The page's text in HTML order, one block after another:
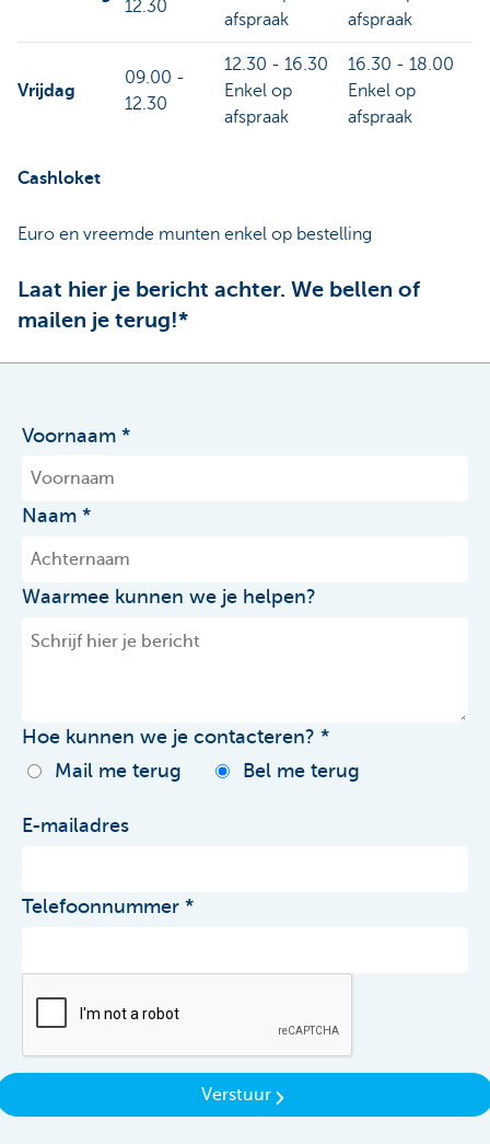
12.30
afspraak
afspraak
Vrijdag
09.00 -
12.30
12.30 - 16.30
Enkel op
afspraak
16.30 - 18.00
Enkel op
afspraak
Cashloket
Euro en vreemde munten enkel op bestelling
Laat hier je bericht achter. We bellen of
mailen je terug!*
Voornaam
Naam
Waarmee kunnen we je helpen?
Hoe kunnen we je contacteren?
Mail me terug
Bel me terug
E-mailadres
Telefoonnummer
Verstuur